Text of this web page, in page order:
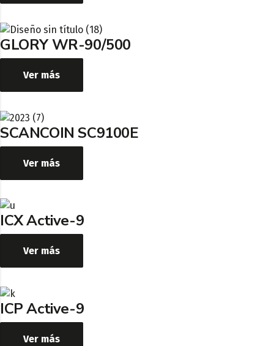
GLORY WR-90/500
Ver más
SCANCOIN SC9100E
Ver más
ICX Active-9
Ver más
ICP Active-9
Ver más